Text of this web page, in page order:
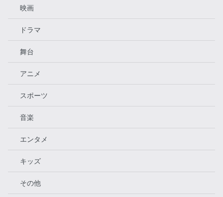
映画
ドラマ
舞台
アニメ
スポーツ
音楽
エンタメ
キッズ
その他